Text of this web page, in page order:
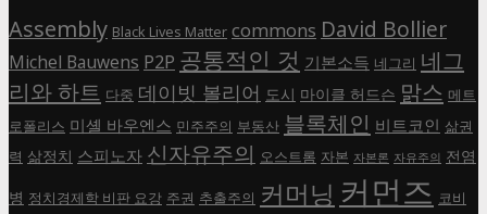
Assembly Black Lives Matter commons David Bollier
Michel Bauwens P2P 공통적인 것 기본소득 네그리 네그
리와 하트 다중 데이빗 볼리어 도시 마이클 허드슨 맑스 메트
로폴리스 미셸 바우엔스 민주주의 부동산 블록체인 비트코인 삶권
력 삶정치 스피노자 신자유주의 오스트롬 자본 자본론 자유주의 전염
병 정치경제학 비판 요강 주권 추출주의 커머닝 커먼즈 코비